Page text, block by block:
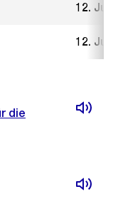
12. Juli
12. Juli
die